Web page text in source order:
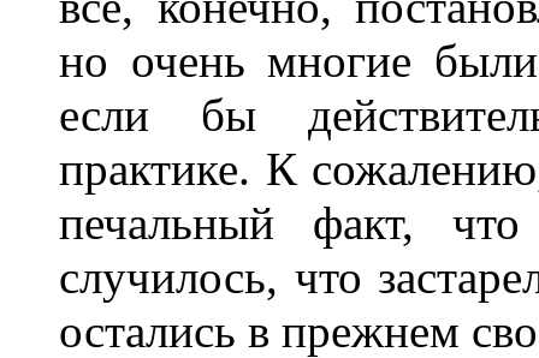
но очень многие
если бы
практике. К
печальный факт,
случилось, что
остались в прежнем